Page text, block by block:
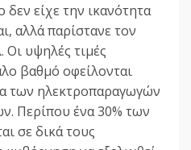
είχε την ικανότητα
αλλά παρίστανε τον
υψηλές τιμές
βαθμό οφείλονται
των ηλεκτροπαραγωγών
Περίπου ένα 30% των
σε δικά τους